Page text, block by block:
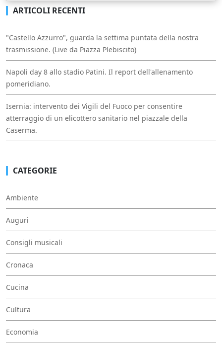
ARTICOLI RECENTI
"Castello Azzurro", guarda la settima puntata della nostra
trasmissione. (Live da Piazza Plebiscito)
Napoli day 8 allo stadio Patini. Il report dell'allenamento
pomeridiano.
Isernia: intervento dei Vigili del Fuoco per consentire
atterraggio di un elicottero sanitario nel piazzale della
Caserma.
CATEGORIE
Ambiente
Auguri
Consigli musicali
Cronaca
Cucina
Cultura
Economia